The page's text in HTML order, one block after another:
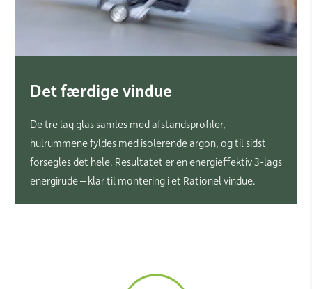
Det færdige vindue
De tre lag glas samles med afstandsprofiler,
hulrummene fyldes med isolerende argon, og til sidst
forsegles det hele. Resultatet er en energieffektiv 3-lags
energirude – klar til montering i et Rationel vindue.